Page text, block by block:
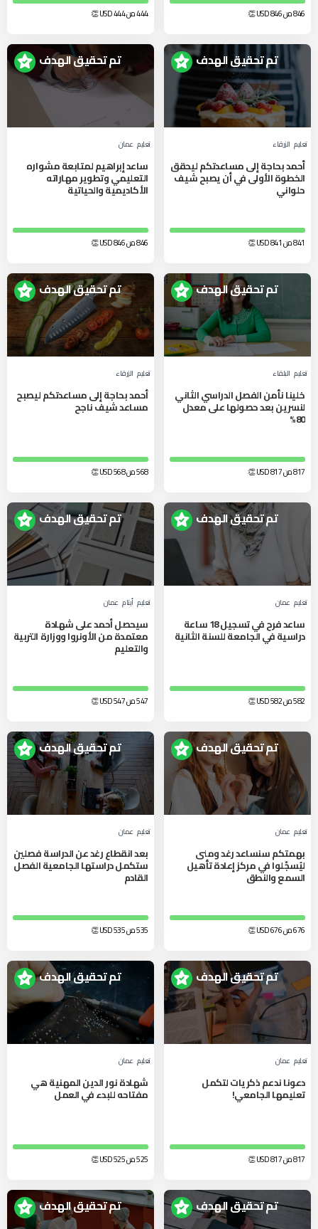
846 من 846 USD
👏 444 من 444 USD
👏
تم تحقيق الهدف
تعليم الزرقاء‎
أحمد بحاجة إلى مساعدتكم ليحقق
الخطوة الأولى في أن يصبح شيف
حلواني
841 من 841 USD
👏
تم تحقيق الهدف
تعليم عمان
ساعد إبراهيم لمتابعة مشواره
التعليمي وتطوير مهاراته
الأكاديمية والحياتية
846 من 846 USD
👏
تم تحقيق الهدف
تعليم البلقاء‎
خلينا نأمن الفصل الدراسي الثاني
لنسرين بعد حصولها على معدل
80%
817 من 817 USD
👏
تم تحقيق الهدف
تعليم الزرقاء‎
أحمد بحاجة إلى مساعدتكم ليصبح
مساعد شيف ناجح
568 من 568 USD
👏
تم تحقيق الهدف
تعليم عمان
ساعد فرح في تسجيل 18 ساعة
دراسية في الجامعة للسنة الثانية
582 من 582 USD
👏
تم تحقيق الهدف
تعليم أيتام عمان
سيحصل أحمد على شهادة
معتمدة من الأونروا ووزارة التربية
والتعليم
547 من 547 USD
👏
تم تحقيق الهدف
تعليم عمان
بهمتكم سنساعد رغد ومنى
ليُسجِّلوا في مركز إعادة تأهيل
السمع والنطق
676 من 676 USD
👏
تم تحقيق الهدف
تعليم عمان
بعد انقطاع رغد عن الدراسة فصلين
ستكمل دراستها الجامعية الفصل
القادم
535 من 535 USD
👏
تم تحقيق الهدف
تعليم عمان
دعونا ندعم ذكريات لتكمل
تعليمها الجامعي!
817 من 817 USD
👏
تم تحقيق الهدف
تعليم عمان
شهادة نور الدين المهنية هي
مفتاحه للبدء في العمل
525 من 525 USD
👏
تم تحقيق الهدف تم تحقيق الهدف